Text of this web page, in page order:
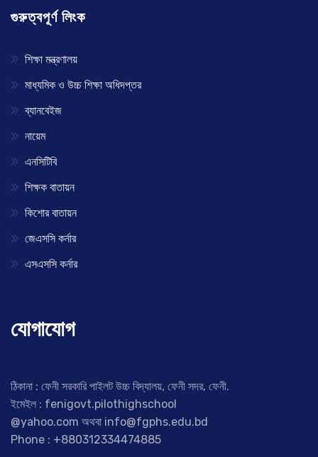
গুরুত্বপূর্ণ লিংক
শিক্ষা মন্ত্রণালয়
মাধ্যমিক ও উচ্চ শিক্ষা অধিদপ্তর
ব্যানবেইজ
নায়েম
এনসিটিবি
শিক্ষক বাতায়ন
কিশোর বাতায়ন
জেএসসি কর্নার
এসএসসি কর্নার
যোগাযোগ
ঠিকানা : ফেনী সরকারি পাইলট উচ্চ বিদ্যালয়, ফেনী সদর, ফেনী.
ইমেইল : fenigovt.pilothighschool
@yahoo.com অথবা info@fgphs.edu.bd
Phone : +880312334474885